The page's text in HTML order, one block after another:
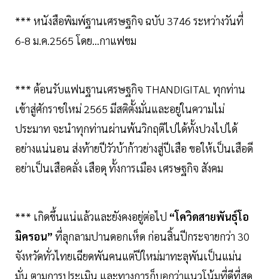
*** หนังสือพิมพ์ฐานเศรษฐกิจ ฉบับ 3746 ระหว่างวันที่
6-8 ม.ค.2565 โดย...กาแฟขม
*** ต้อนรับแฟนฐานเศรษฐกิจ THANDIGITAL ทุกท่าน
เข้าสู่ศักราชใหม่ 2565 มีสติตั้งมั่นและอยู่ในความไม่
ประมาท จะนำทุกท่านผ่านพ้นวิกฤติไปได้ทั้งปวงไปได้
อย่างแน่นอน ส่งท้ายปีวัวบ้าก้าวย่างสู่ปีเสือ ขอให้เป็นเสือดี
อย่าเป็นเสือคลั่ง เสือดุ ทั้งการเมือง เศรษฐกิจ สังคม
*** เกิดขึ้นแน่แล้วและยังคงอยู่ต่อไป “โควิดสายพันธุ์โอ
มิครอน” ที่ลุกลามปานดอกเห็ด ก่อนสิ้นปีกระจายกว่า 30
จังหวัดทั่วไทยเฉียดพันคนแต่ปีใหม่มาทะลุพันเป็นแม่น
มั่น ตามการประเมิน และทางการก็บอกว่าแนวโน้มที่ดีที่สุด